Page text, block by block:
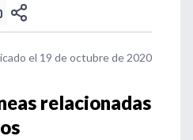
el 19 de octubre de 2020
relacionadas